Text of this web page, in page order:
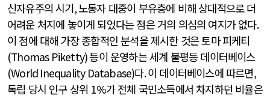
신자유주의 시기,노동자 대중이 부유층에 비해 상대적으로 더
어려운 처지에 놓이게 되었다는 점은 거의 의심의 여지가 없다.
이 점에 대해 가장 종합적인 분석을 제시한 것은 토마 피케티
(Thomas Piketty)등이 운영하는 세계 불평등 데이터베이스
(World Inequality Database)다.이 데이터베이스에 따르면,
독립 당시 인구 상위 1%가 전체 국민소득에서 차지하던 비율은